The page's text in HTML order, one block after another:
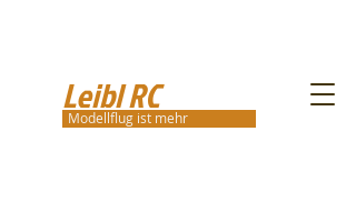
Leibl RC
Modellflug ist mehr